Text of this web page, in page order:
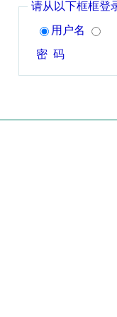
请从以下框框登
用户名
密 码